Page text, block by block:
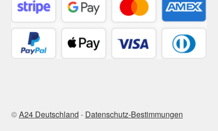
©A24 Deutschland - Datenschutz-Bestimmungen